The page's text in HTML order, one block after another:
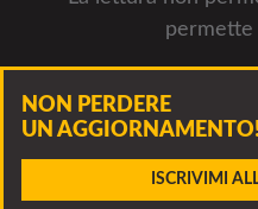
permette
Panzarella, via Francesco
NON PERDERE
UN
ISCRIVIMI